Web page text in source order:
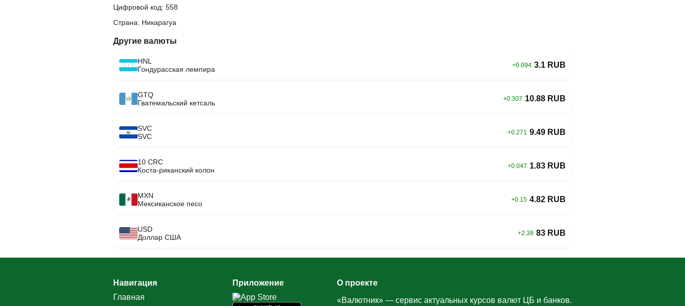
Цифровой код: 558
Страна: Никарагуа
Другие валюты
HNL
Гондурасская лемпира
+0.094 3.1 RUB
GTQ
Гватемальский кетсаль
+0.307 10.88 RUB
SVC
SVC
+0.271 9.49 RUB
10 CRC
Коста-риканский колон
+0.047 1.83 RUB
MXN
Мексиканское песо
+0.15 4.82 RUB
USD
Доллар США
+2.38 83 RUB
Навигация
Главная
Приложение
О проекте
«Валютник» — сервис актуальных курсов валют ЦБ и банков.